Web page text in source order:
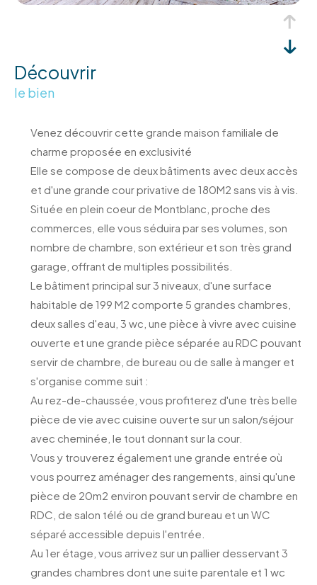
découvrir
le bien
Venez découvrir cette grande maison familiale de
charme proposée en exclusivité
Elle se compose de deux bâtiments avec deux accès
et d'une grande cour privative de 180M2 sans vis à vis.
Située en plein coeur de Montblanc, proche des
commerces, elle vous séduira par ses volumes, son
nombre de chambre, son extérieur et son très grand
garage, offrant de multiples possibilités.
Le bâtiment principal sur 3 niveaux, d'une surface
habitable de 199 M2 comporte 5 grandes chambres,
deux salles d'eau, 3 wc, une pièce à vivre avec cuisine
ouverte et une grande pièce séparée au RDC pouvant
servir de chambre, de bureau ou de salle à manger et
s'organise comme suit :
Au rez-de-chaussée, vous profiterez d'une très belle
pièce de vie avec cuisine ouverte sur un salon/séjour
avec cheminée, le tout donnant sur la cour.
Vous y trouverez également une grande entrée où
vous pourrez aménager des rangements, ainsi qu'une
pièce de 20m2 environ pouvant servir de chambre en
RDC, de salon télé ou de grand bureau et un WC
séparé accessible depuis l'entrée.
Au 1er étage, vous arrivez sur un pallier desservant 3
grandes chambres dont une suite parentale et 1 wc